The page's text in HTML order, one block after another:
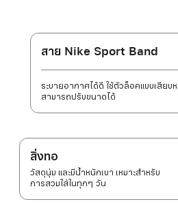
รย์
ผลิ
บาน
สาย Nike Sport Band
ระบายอากาศได้ดี ใช้ตัวล็อคแบบเสีย
สามารถปรับขนาดได้
สิ่งทอ
วัสดุนุ่ม และมีน้ำหนักเบา เหมาะสำหรับ
การสวมใส่ในทุกๆ วัน